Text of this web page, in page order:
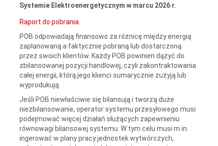
Systemie Elektroenergetycznym w marcu 2026 r.
Raport do pobrania.
POB odpowiadają finansowo za różnicę między energią
zaplanowaną a faktycznie pobraną lub dostarczoną
przez swoich klientów. Każdy POB powinien dążyć do
zbilansowanej pozycji handlowej, czyli zakontraktowania
całej energii, którą jego klienci sumarycznie zużyją lub
wyprodukują.
Jeśli POB niewłaściwie się bilansują i tworzą duże
niezbilansowanie, operator systemu przesyłowego musi
podejmować więcej działań służących zapewnieniu
równowagi bilansowej systemu. W tym celu musi m.in.
ingerować w plany pracy jednostek wytwórczych,